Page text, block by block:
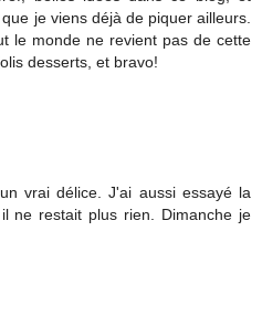
je viens déjà de piquer ailleurs.
le monde ne revient pas de cette
desserts, et bravo!
vrai délice. J'ai aussi essayé la
ne restait plus rien. Dimanche je